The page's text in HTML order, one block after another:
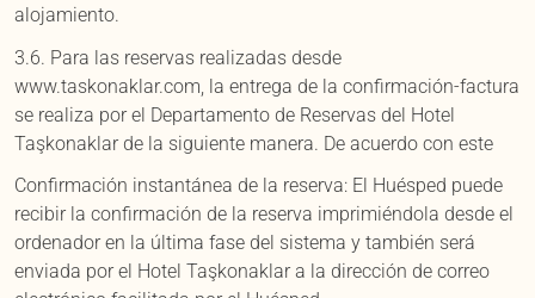
alojamiento.
3.6. Para las reservas realizadas desde
www.taskonaklar.com, la entrega de la confirmación-factura
se realiza por el Departamento de Reservas del Hotel
Taşkonaklar de la siguiente manera. De acuerdo con este
Confirmación instantánea de la reserva: El Huésped puede
recibir la confirmación de la reserva imprimiéndola desde el
ordenador en la última fase del sistema y también será
enviada por el Hotel Taşkonaklar a la dirección de correo